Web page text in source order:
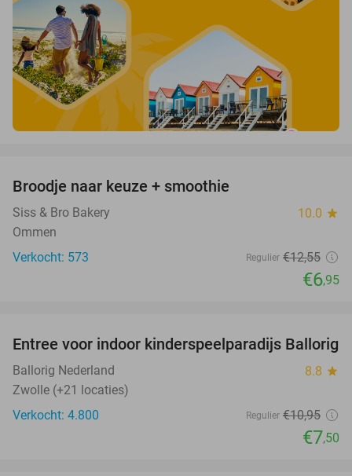
Broodje naar keuze + smoothie
Siss & Bro Bakery 10.0 star
Ommen
Verkocht: 573
Regulier €12,55
€6,95
32%
Entree voor indoor kinderspeelparadijs Ballorig
Ballorig Nederland 8.8 star
Zwolle (+21 locaties)
Verkocht: 4.800
Regulier €10,95
€7,50